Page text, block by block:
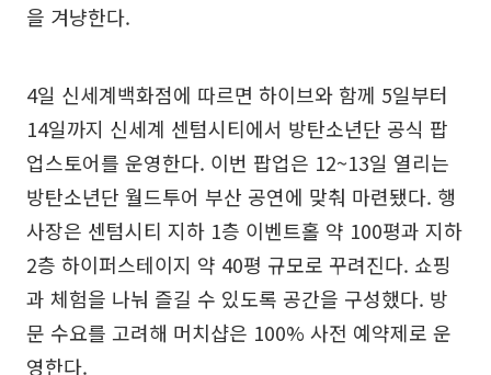
을 겨냥한다.
4일 신세계백화점에 따르면 하이브와 함께 5일부터
14일까지 신세계 센텀시티에서 방탄소년단 공식 팝
업스토어를 운영한다. 이번 팝업은 12~13일 열리는
방탄소년단 월드투어 부산 공연에 맞춰 마련됐다. 행
사장은 센텀시티 지하 1층 이벤트홀 약 100평과 지하
2층 하이퍼스테이지 약 40평 규모로 꾸려진다. 쇼핑
과 체험을 나눠 즐길 수 있도록 공간을 구성했다. 방
문 수요를 고려해 머치샵은 100% 사전 예약제로 운
영한다.